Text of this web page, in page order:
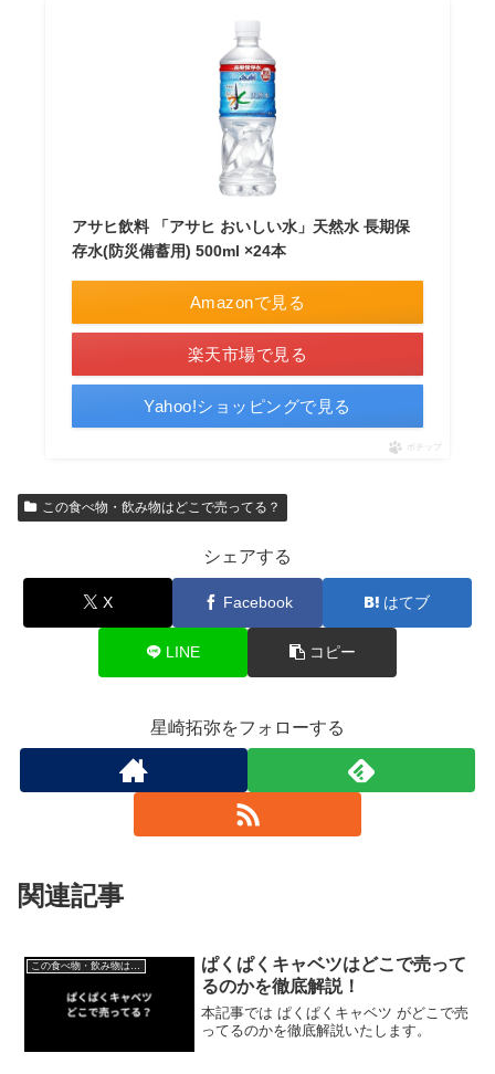
アサヒ飲料 「アサヒ おいしい水」天然水 長期保
存水(防災備蓄用) 500ml ×24本
Amazonで見る
楽天市場で見る
Yahoo!ショッピングで見る
ポチップ
この食べ物・飲み物はどこで売ってる？
シェアする
X Facebook はてブ
LINE コピー
星崎拓弥をフォローする
関連記事
ぱくぱくキャベツはどこで売って
るのかを徹底解説！
本記事では ぱくぱくキャベツ がどこで売
ってるのかを徹底解説いたします。